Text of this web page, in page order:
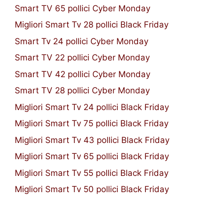
Smart TV 65 pollici Cyber Monday
Migliori Smart Tv 28 pollici Black Friday
Smart Tv 24 pollici Cyber Monday
Smart TV 22 pollici Cyber Monday
Smart TV 42 pollici Cyber Monday
Smart TV 28 pollici Cyber Monday
Migliori Smart Tv 24 pollici Black Friday
Migliori Smart Tv 75 pollici Black Friday
Migliori Smart Tv 43 pollici Black Friday
Migliori Smart Tv 65 pollici Black Friday
Migliori Smart Tv 55 pollici Black Friday
Migliori Smart Tv 50 pollici Black Friday